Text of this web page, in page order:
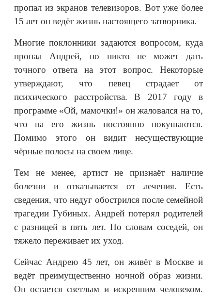
пропал из экранов телевизоров. Вот уже более
15 лет он ведёт жизнь настоящего затворника.
Многие поклонники задаются вопросом, куда
пропал Андрей, но никто не может дать
точного ответа на этот вопрос. Некоторые
утверждают, что певец страдает от
психического расстройства. В 2017 году в
программе «Ой, мамочки!» он жаловался на то,
что на его жизнь постоянно покушаются.
Помимо этого он видит несуществующие
чёрные полосы на своем лице.
Тем не менее, артист не признаёт наличие
болезни и отказывается от лечения. Есть
сведения, что недуг обострился после семейной
трагедии Губиных. Андрей потерял родителей
с разницей в пять лет. По словам соседей, он
тяжело переживает их уход.
Сейчас Андрею 45 лет, он живёт в Москве и
ведёт преимущественно ночной образ жизни.
Он остается светлым и искренним человеком.